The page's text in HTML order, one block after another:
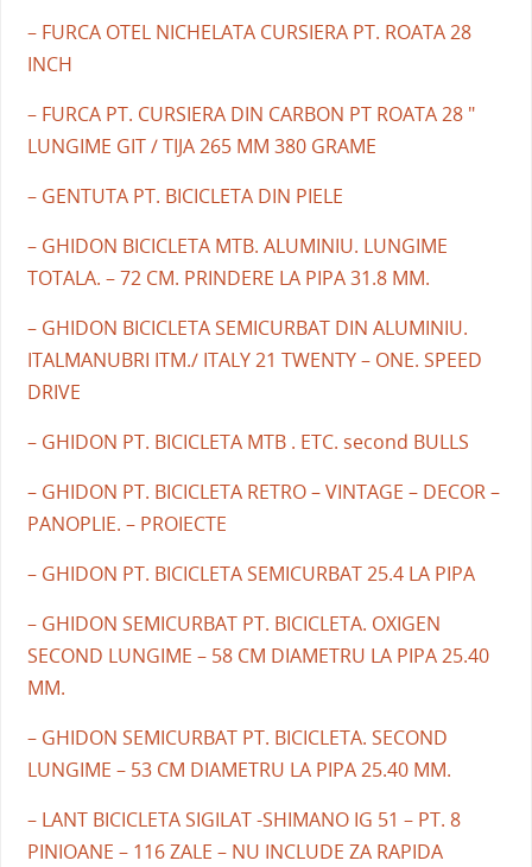
– FURCA OTEL NICHELATA CURSIERA PT. ROATA 28
INCH
– FURCA PT. CURSIERA DIN CARBON PT ROATA 28 "
LUNGIME GIT / TIJA 265 MM 380 GRAME
– GENTUTA PT. BICICLETA DIN PIELE
– GHIDON BICICLETA MTB. ALUMINIU. LUNGIME
TOTALA. – 72 CM. PRINDERE LA PIPA 31.8 MM.
– GHIDON BICICLETA SEMICURBAT DIN ALUMINIU.
ITALMANUBRI ITM./ ITALY 21 TWENTY – ONE. SPEED
DRIVE
– GHIDON PT. BICICLETA MTB . ETC. second BULLS
– GHIDON PT. BICICLETA RETRO – VINTAGE – DECOR –
PANOPLIE. – PROIECTE
– GHIDON PT. BICICLETA SEMICURBAT 25.4 LA PIPA
– GHIDON SEMICURBAT PT. BICICLETA. OXIGEN
SECOND LUNGIME – 58 CM DIAMETRU LA PIPA 25.40
MM.
– GHIDON SEMICURBAT PT. BICICLETA. SECOND
LUNGIME – 53 CM DIAMETRU LA PIPA 25.40 MM.
– LANT BICICLETA SIGILAT -SHIMANO IG 51 – PT. 8
PINIOANE – 116 ZALE – NU INCLUDE ZA RAPIDA